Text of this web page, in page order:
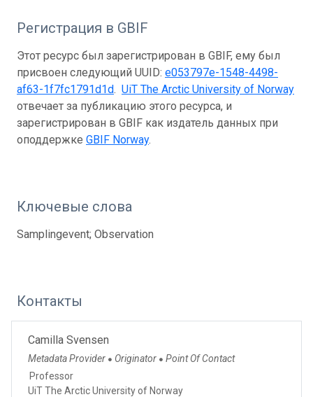
Регистрация в GBIF
Этот ресурс был зарегистрирован в GBIF, ему был
присвоен следующий UUID: e053797e-1548-4498-
af63-1f7fc1791d1d. UiT The Arctic University of Norway
отвечает за публикацию этого ресурса, и
зарегистрирован в GBIF как издатель данных при
оподдержке GBIF Norway.
Ключевые слова
Samplingevent; Observation
Контакты
Camilla Svensen
Metadata Provider ● Originator ● Point Of Contact
Professor
UiT The Arctic University of Norway